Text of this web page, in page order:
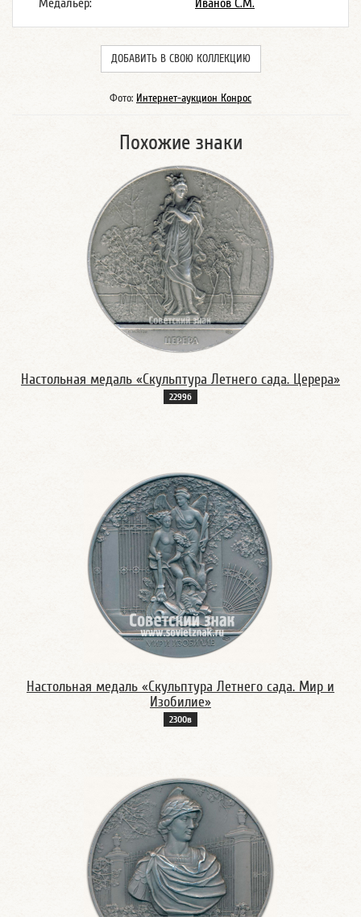
Медальер: Иванов С.М.
ДОБАВИТЬ В СВОЮ КОЛЛЕКЦИЮ
Фото: Интернет-аукцион Конрос
Похожие знаки
Настольная медаль «Скульптура Летнего сада. Церера»
2299б
Настольная медаль «Скульптура Летнего сада. Мир и
Изобилие»
2300в